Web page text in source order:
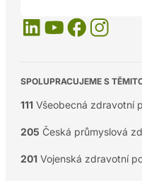
SPOLUPRACUJEME S
111 Všeobecná zdravotní
205 Česká průmyslová
201 Vojenská zdravotní